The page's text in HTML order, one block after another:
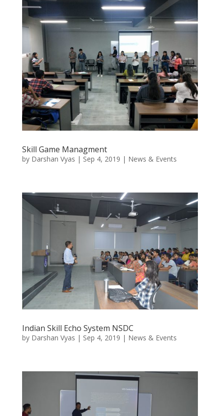
Skill Game Managment
by Darshan Vyas | Sep 4, 2019 | News & Events
Indian Skill Echo System NSDC
by Darshan Vyas | Sep 4, 2019 | News & Events